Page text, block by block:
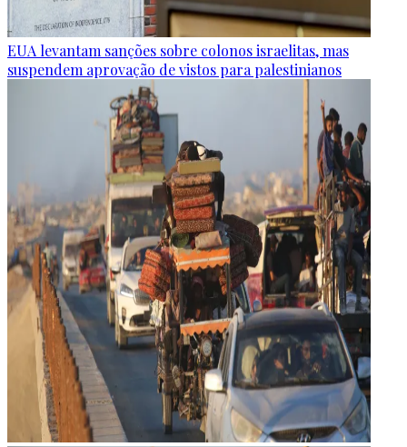
EUA levantam sanções sobre colonos israelitas, mas
suspendem aprovação de vistos para palestinianos